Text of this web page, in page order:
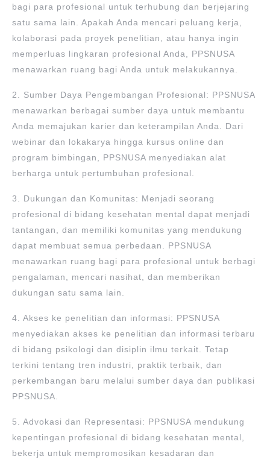
bagi para profesional untuk terhubung dan berjejaring
satu sama lain. Apakah Anda mencari peluang kerja,
kolaborasi pada proyek penelitian, atau hanya ingin
memperluas lingkaran profesional Anda, PPSNUSA
menawarkan ruang bagi Anda untuk melakukannya.
2. Sumber Daya Pengembangan Profesional: PPSNUSA
menawarkan berbagai sumber daya untuk membantu
Anda memajukan karier dan keterampilan Anda. Dari
webinar dan lokakarya hingga kursus online dan
program bimbingan, PPSNUSA menyediakan alat
berharga untuk pertumbuhan profesional.
3. Dukungan dan Komunitas: Menjadi seorang
profesional di bidang kesehatan mental dapat menjadi
tantangan, dan memiliki komunitas yang mendukung
dapat membuat semua perbedaan. PPSNUSA
menawarkan ruang bagi para profesional untuk berbagi
pengalaman, mencari nasihat, dan memberikan
dukungan satu sama lain.
4. Akses ke penelitian dan informasi: PPSNUSA
menyediakan akses ke penelitian dan informasi terbaru
di bidang psikologi dan disiplin ilmu terkait. Tetap
terkini tentang tren industri, praktik terbaik, dan
perkembangan baru melalui sumber daya dan publikasi
PPSNUSA.
5. Advokasi dan Representasi: PPSNUSA mendukung
kepentingan profesional di bidang kesehatan mental,
bekerja untuk mempromosikan kesadaran dan